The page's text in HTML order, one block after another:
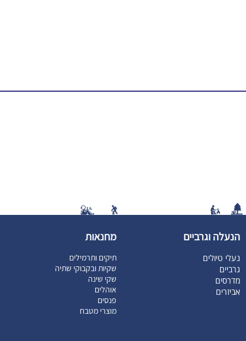
הנעלה וגרביים
נעלי טיולים
גרביים
מדרסים
אביזרים
מחנאות
תיקים ותרמילים
שקיות ובקבוקי שתיה
שקי שינה
אוהלים
פנסים
מוצרי מטבח